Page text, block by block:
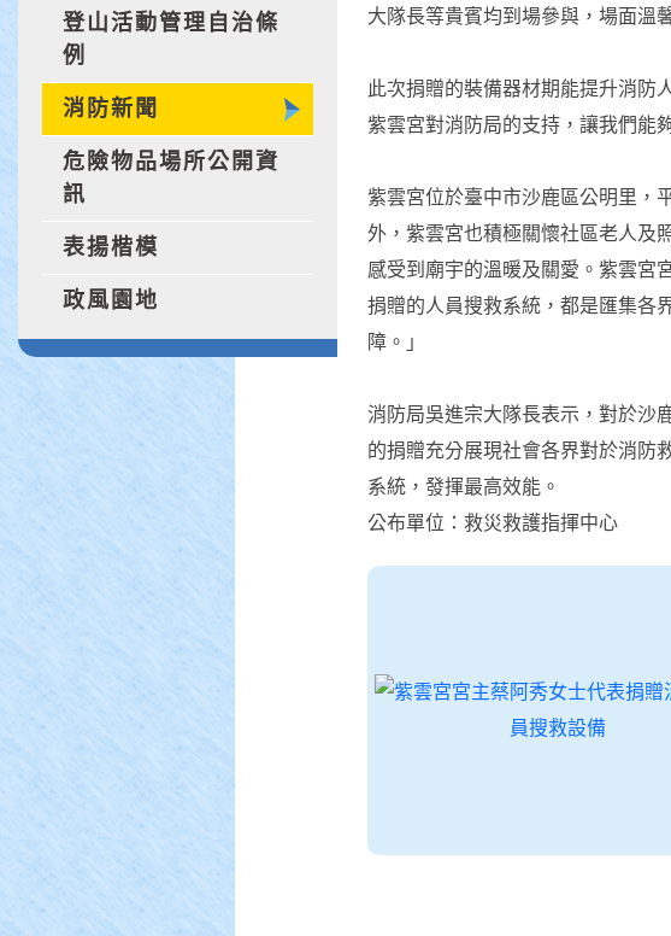
登山活動管理自治條
例
消防新聞
危險物品場所公開資
訊
表揚楷模
政風園地
大隊長等貴賓均到場參與，場面溫
此次捐贈的裝備器材期能提升消防
紫雲宮對消防局的支持，讓我們能
紫雲宮位於臺中市沙鹿區公明里，
外，紫雲宮也積極關懷社區老人及
感受到廟宇的溫暖及關愛。紫雲宮
捐贈的人員搜救系統，都是匯集各
障。」
消防局吳進宗大隊長表示，對於沙
的捐贈充分展現社會各界對於消防
系統，發揮最高效能。
公布單位：救災救護指揮中心